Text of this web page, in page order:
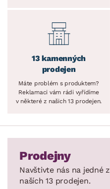
13 kamenných
prodejen
Máte problém s produktem?
Reklamaci vám rádi vyřídíme
v některé z našich 13 prodejen.
Prodejny
Navštivte nás na jedné z
naších 13 prodejen.